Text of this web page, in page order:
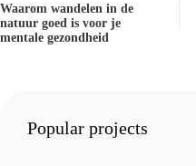
Waarom wandelen in de
natuur goed is voor je
mentale gezondheid
Popular projects